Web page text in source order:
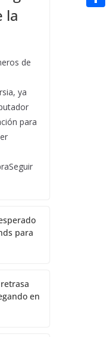
la
de
ya
para
para
en
n
a